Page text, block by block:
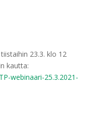
23.3. klo 12
kautta:
webinaari-25.3.2021-